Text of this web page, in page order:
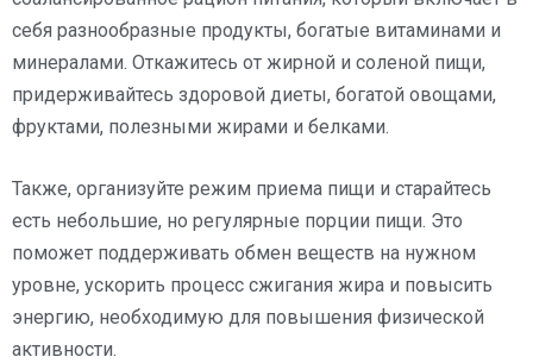
себя разнообразные продукты, богатые витаминами и
минералами. Откажитесь от жирной и соленой пищи,
придерживайтесь здоровой диеты, богатой овощами,
фруктами, полезными жирами и белками.
Также, организуйте режим приема пищи и старайтесь
есть небольшие, но регулярные порции пищи. Это
поможет поддерживать обмен веществ на нужном
уровне, ускорить процесс сжигания жира и повысить
энергию, необходимую для повышения физической
активности.